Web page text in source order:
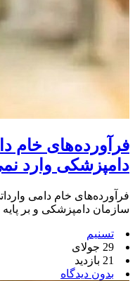
فرآورده‌های خام
دامپزشکی وارد
فرآورده‌های خام دامی
سازمان دامپزشکی و بر
تسنیم
29 جولای
21 بازدید
بدون دیدگاه